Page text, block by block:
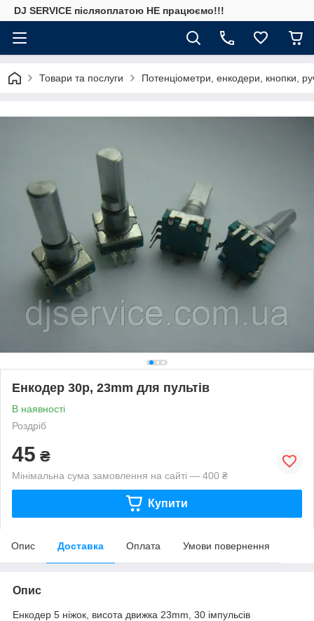
DJ SERVICE пiсляоплатою НЕ працюємо!!!
Товари та послуги Потенціометри, енкодери, кнопки,
Енкодер 30p, 23mm для пультів
В наявності
Роздріб
45 ₴
Мінімальна сума замовлення на сайті — 400 ₴
Купити
Опис Доставка Оплата Умови повернення
Опис
Енкодер 5 ніжок, висота движка 23mm, 30 імпульсів